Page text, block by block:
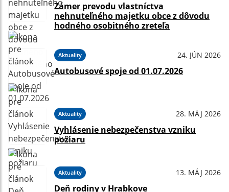
Zámer prevodu vlastníctva
nehnuteľného majetku obce z dôvodu
hodného osobitného zreteľa
Aktuality 24. JÚN 2026
Autobusové spoje od 01.07.2026
Aktuality 28. MÁJ 2026
Vyhlásenie nebezpečenstva vzniku
požiaru
Aktuality 13. MÁJ 2026
Deň rodiny v Hrabkove